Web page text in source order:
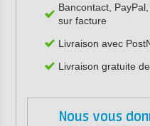
Bancontact,
sur facture
Livraison avec
Livraison gratuite
Nous vous